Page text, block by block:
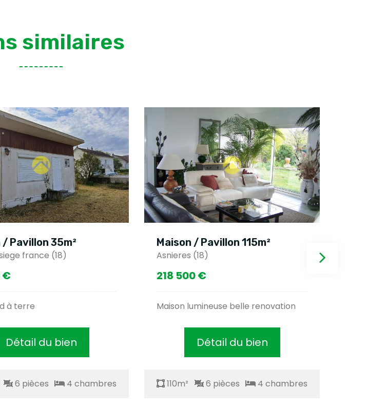
similaires
Maison / Pavillon 115m²
Asnieres (18)
Maison lumineuse belle renovation
110m² 6 pièces 4 chambres
Maison / Pavillon 111m²
Maison lumineuse independante
110m² 6 pièces